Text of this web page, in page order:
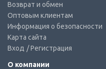
Возврат и обмен
Оптовым клиентам
Информация о безопасности
Карта сайта
Вход / Регистрация
О компании